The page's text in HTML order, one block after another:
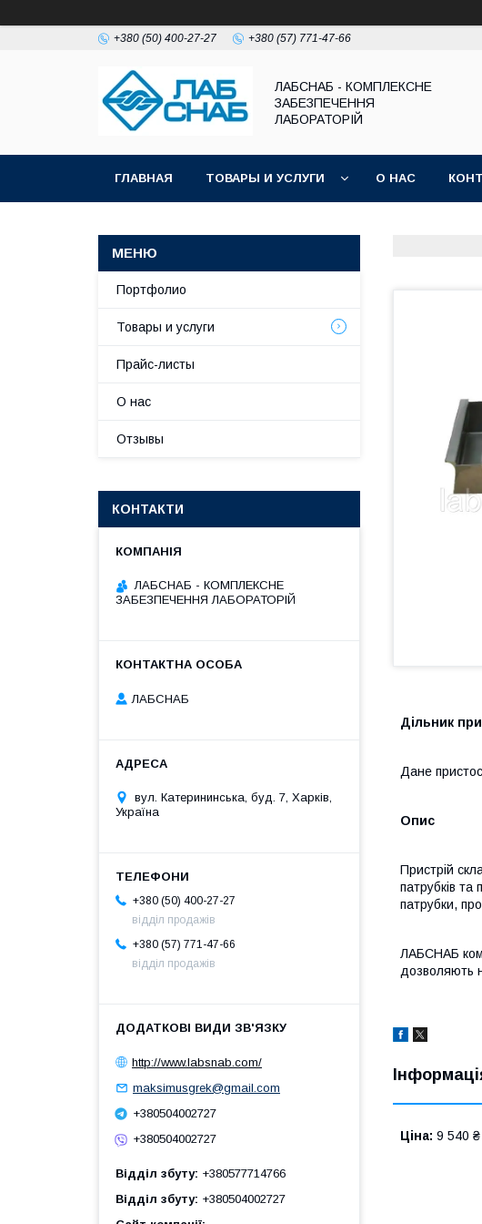
+380 (50) 400-27-27 +380 (57) 771-47-66
ЛАБСНАБ - КОМПЛЕКСНЕ
ЗАБЕЗПЕЧЕННЯ
ЛАБОРАТОРІЙ
ГЛАВНАЯ ТОВАРЫ И УСЛУГИ О НАС
Дільник
Дане
Опис
Пристрій
патрубків та
патрубки,
ЛАБСНАБ
дозволяють
Ціна: 9 540 ₴
Портфолио
Товары и услуги
Прайс-листы
О нас
Отзывы
КОНТАКТИ
ЛАБСНАБ - КОМПЛЕКСНЕ
ЗАБЕЗПЕЧЕННЯ ЛАБОРАТОРІЙ
ЛАБСНАБ
вул. Катерининська, буд. 7, Харків,
Україна
+380 (50) 400-27-27
відділ продажів
+380 (57) 771-47-66
відділ продажів
http://www.labsnab.com/
maksimusgrek@gmail.com
+380504002727
+380504002727
Відділ збуту +380577714766
Відділ збуту +380504002727